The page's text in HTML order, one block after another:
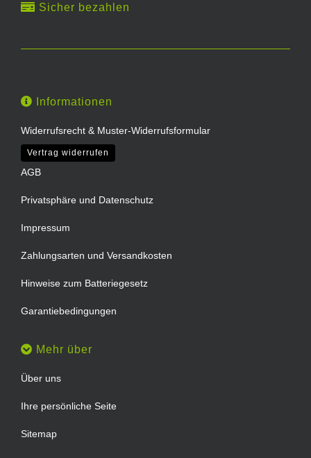
Sicher bezahlen
Informationen
Widerrufsrecht & Muster-Widerrufsformular
Vertrag widerrufen
AGB
Privatsphäre und Datenschutz
Impressum
Zahlungsarten und Versandkosten
Hinweise zum Batteriegesetz
Garantiebedingungen
Mehr über
Über uns
Ihre persönliche Seite
Sitemap